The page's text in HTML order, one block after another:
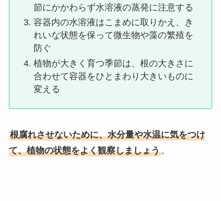
節にかかわらず水溶液の蒸発に注意する
容器内の水溶液はこまめに取りかえ、き
れいな状態を保って微生物や藻の繁殖を
防ぐ
植物が大きく育つ季節は、根の大きさに
合わせて容器をひとまわり大きいものに
変える
根腐れさせないために、水分量や水温に気をつけ
て、植物の状態をよく観察しましょう。